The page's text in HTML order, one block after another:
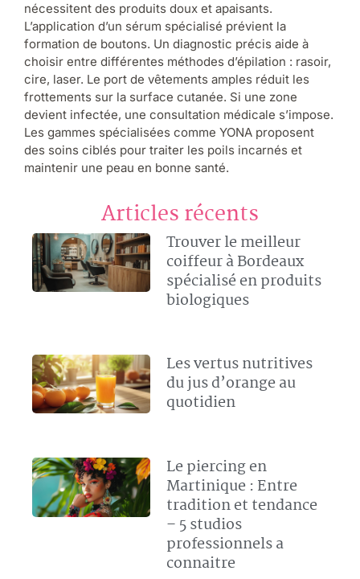
nécessitent des produits doux et apaisants.
L’application d’un sérum spécialisé prévient la
formation de boutons. Un diagnostic précis aide à
choisir entre différentes méthodes d’épilation : rasoir,
cire, laser. Le port de vêtements amples réduit les
frottements sur la surface cutanée. Si une zone
devient infectée, une consultation médicale s’impose.
Les gammes spécialisées comme YONA proposent
des soins ciblés pour traiter les poils incarnés et
maintenir une peau en bonne santé.
Articles récents
Trouver le meilleur
coiffeur à Bordeaux
spécialisé en produits
biologiques
Les vertus nutritives
du jus d’orange au
quotidien
Le piercing en
Martinique : Entre
tradition et tendance
– 5 studios
professionnels a
connaitre